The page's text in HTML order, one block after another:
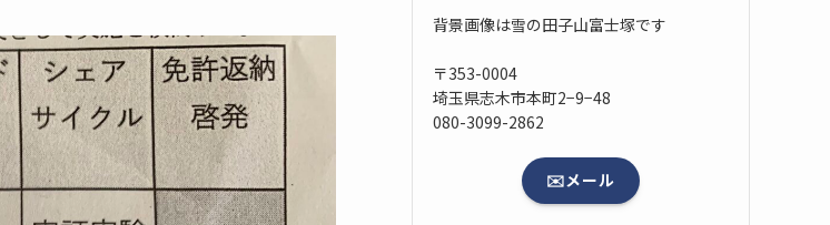
背景画像は雪の田子山富士塚です
〒353-0004
埼玉県志木市本町2−9−48
080-3099-2862
✉️メール